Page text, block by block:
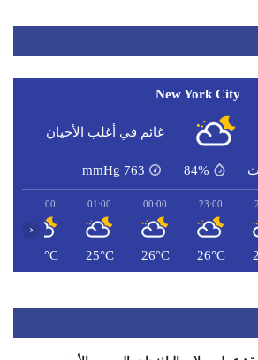
New York City
غائم في أغلب الأحيان
84%
763
mmHg
23:00
26°C
00:00
26°C
01:00
25°C
02:00
25°C
‹